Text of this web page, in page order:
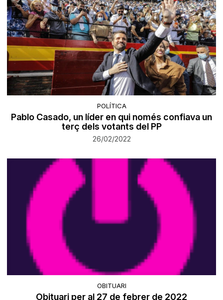
POLÍTICA
Pablo Casado, un líder en qui només confiava un
terç dels votants del PP
26/02/2022
OBITUARI
Obituari per al 27 de febrer de 2022